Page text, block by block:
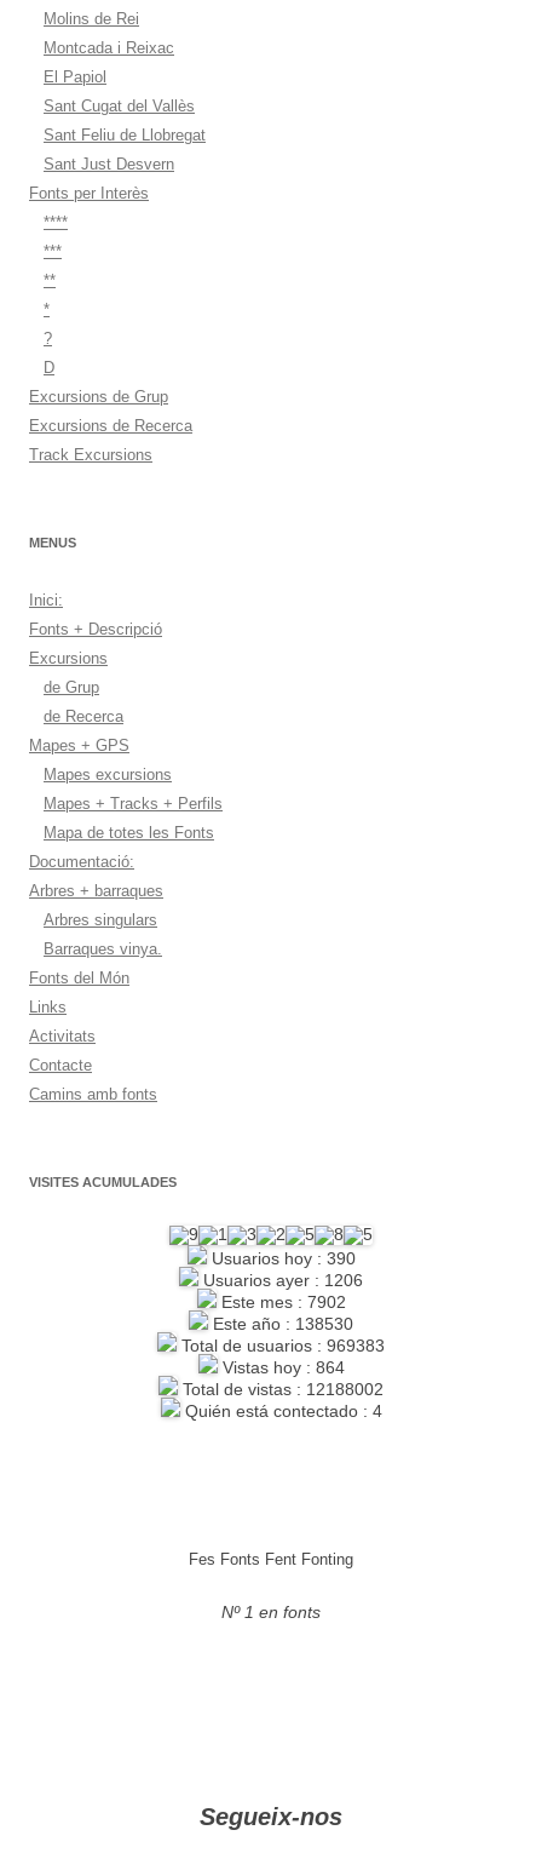
Molins de Rei
Montcada i Reixac
El Papiol
Sant Cugat del Vallès
Sant Feliu de Llobregat
Sant Just Desvern
Fonts per Interès
****
***
**
*
?
D
Excursions de Grup
Excursions de Recerca
Track Excursions
MENUS
Inici:
Fonts + Descripció
Excursions
de Grup
de Recerca
Mapes + GPS
Mapes excursions
Mapes + Tracks + Perfils
Mapa de totes les Fonts
Documentació:
Arbres + barraques
Arbres singulars
Barraques vinya.
Fonts del Món
Links
Activitats
Contacte
Camins amb fonts
VISITES ACUMULADES
Usuarios hoy : 390
Usuarios ayer : 1206
Este mes : 7902
Este año : 138530
Total de usuarios : 969383
Vistas hoy : 864
Total de vistas : 12188002
Quién está contectado : 4
Fes Fonts Fent Fonting
Nº 1 en fonts
Segueix-nos